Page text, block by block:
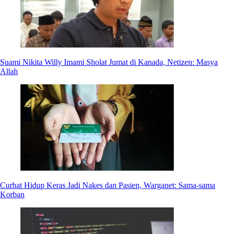
Suami Nikita Willy Imami Sholat Jumat di Kanada, Netizen: Masya
Allah
Curhat Hidup Keras Jadi Nakes dan Pasien, Warganet: Sama-sama
Korban